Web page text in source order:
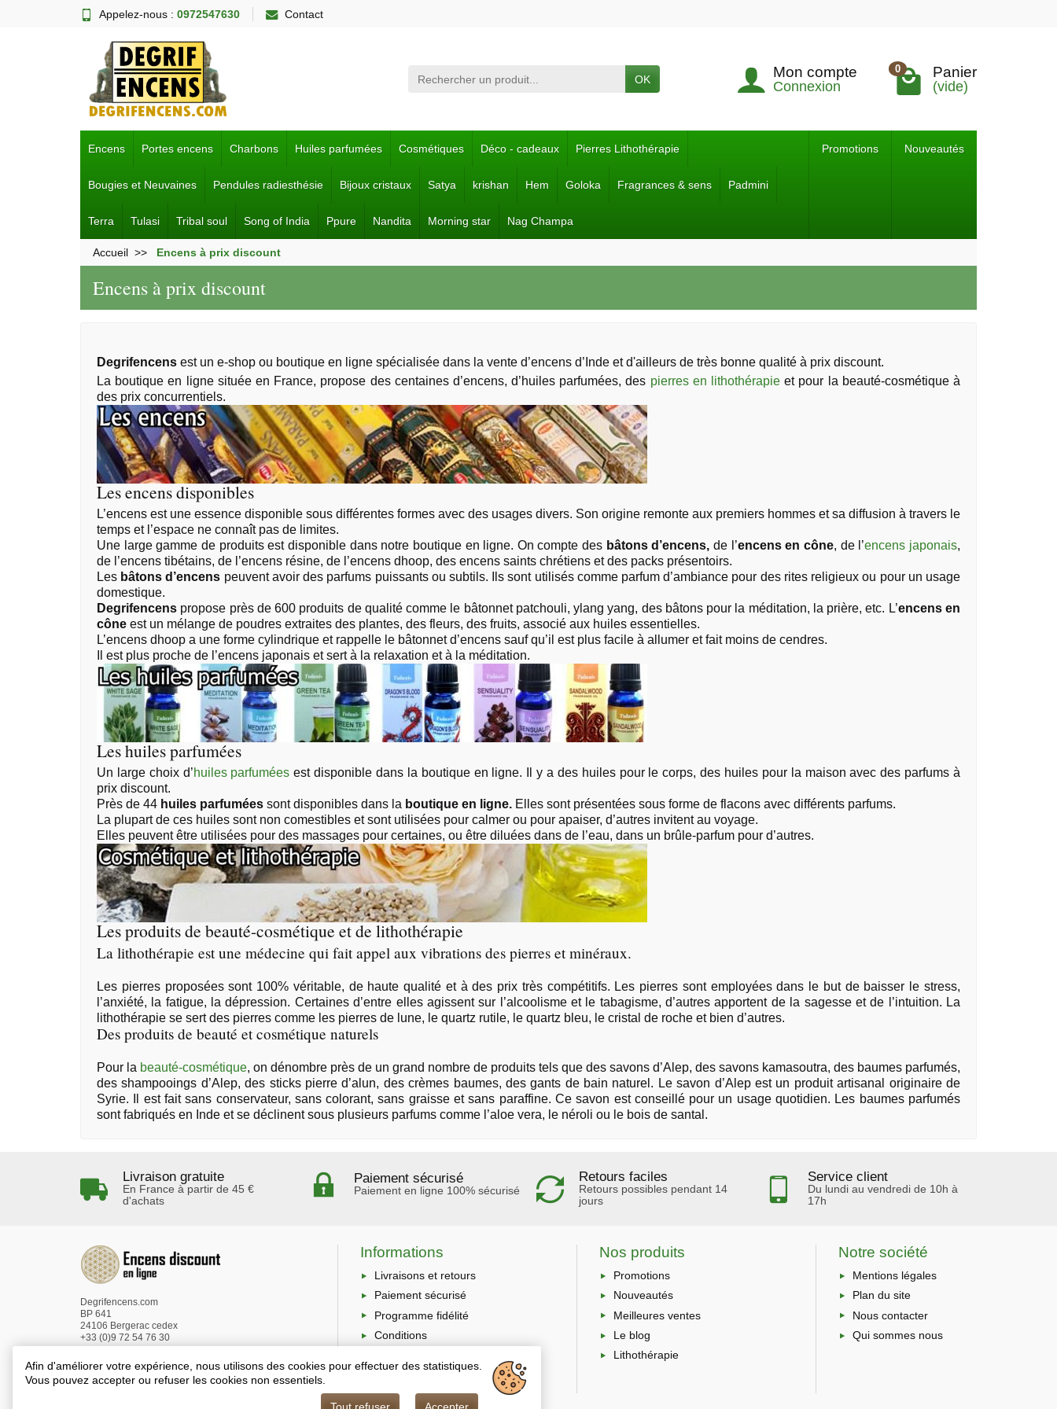
Appelez-nous : 0972547630 Contact
OK Mon compte
Connexion
0 Panier
(vide)
Encens Portes encens Charbons Huiles parfumées Cosmétiques Déco - cadeaux Pierres Lithothérapie
Bougies et Neuvaines Pendules radiesthésie Bijoux cristaux Satya krishan Hem Goloka Fragrances & sens Padmini
Terra Tulasi Tribal soul Song of India Ppure Nandita Morning star Nag Champa
Promotions Nouveautés
Accueil Encens à prix discount
Encens à prix discount
Degrifencens est un e-shop ou boutique en ligne spécialisée dans la vente d’encens d’Inde et d'ailleurs de très bonne qualité à prix discount.
La boutique en ligne située en France, propose des centaines d’encens, d’huiles parfumées, des pierres en lithothérapie et pour la beauté-cosmétique à
des prix concurrentiels.
Les encens disponibles
L’encens est une essence disponible sous différentes formes avec des usages divers. Son origine remonte aux premiers hommes et sa diffusion à travers le
temps et l’espace ne connaît pas de limites.
Une large gamme de produits est disponible dans notre boutique en ligne. On compte des bâtons d’encens,de l’encens en cône, de l’encens japonais,
de l’encens tibétains, de l’encens résine, de l’encens dhoop, des encens saints chrétiens et des packs présentoirs.
Les bâtons d’encens peuvent avoir des parfums puissants ou subtils. Ils sont utilisés comme parfum d’ambiance pour des rites religieux ou pour un usage
domestique.
Degrifencens propose près de 600 produits de qualité comme le bâtonnet patchouli, ylang yang, des bâtons pour la méditation, la prière, etc. L’encens en
cône est un mélange de poudres extraites des plantes, des fleurs, des fruits, associé aux huiles essentielles.
L’encens dhoop a une forme cylindrique et rappelle le bâtonnet d’encens sauf qu’il est plus facile à allumer et fait moins de cendres.
Il est plus proche de l’encens japonais et sert à la relaxation et à la méditation.
Les huiles parfumées
Un large choix d’huiles parfumées est disponible dans la boutique en ligne. Il y a des huiles pour le corps, des huiles pour la maison avec des parfums à
prix discount.
Près de 44 huiles parfumées sont disponibles dans la boutique en ligne. Elles sont présentées sous forme de flacons avec différents parfums.
La plupart de ces huiles sont non comestibles et sont utilisées pour calmer ou pour apaiser, d’autres invitent au voyage.
Elles peuvent être utilisées pour des massages pour certaines, ou être diluées dans de l’eau, dans un brûle-parfum pour d’autres.
Les produits de beauté-cosmétique et de lithothérapie
La lithothérapie est une médecine qui fait appel aux vibrations des pierres et minéraux.
Les pierres proposées sont 100% véritable, de haute qualité et à des prix très compétitifs. Les pierres sont employées dans le but de baisser le stress,
l’anxiété, la fatigue, la dépression. Certaines d’entre elles agissent sur l’alcoolisme et le tabagisme, d’autres apportent de la sagesse et de l’intuition. La
lithothérapie se sert des pierres comme les pierres de lune, le quartz rutile, le quartz bleu, le cristal de roche et bien d’autres.
Des produits de beauté et cosmétique naturels
Pour la beauté-cosmétique, on dénombre près de un grand nombre de produits tels que des savons d’Alep, des savons kamasoutra, des baumes parfumés,
des shampooings d’Alep, des sticks pierre d’alun, des crèmes baumes, des gants de bain naturel. Le savon d’Alep est un produit artisanal originaire de
Syrie. Il est fait sans conservateur, sans colorant, sans graisse et sans paraffine. Ce savon est conseillé pour un usage quotidien. Les baumes parfumés
sont fabriqués en Inde et se déclinent sous plusieurs parfums comme l’aloe vera, le néroli ou le bois de santal.
Livraison gratuite
En France à partir de 45 €
d'achats
Paiement sécurisé
Paiement en ligne 100% sécurisé
Retours faciles
Retours possibles pendant 14
jours
Service client
Du lundi au vendredi de 10h à
17h
Degrifencens.com
BP 641
24106 Bergerac cedex
+33 (0)9 72 54 76 30
Informations
Livraisons et retours
Paiement sécurisé
Programme fidélité
Conditions
générales
Protection des
Nos produits
Promotions
Nouveautés
Meilleures ventes
Le blog
Lithothérapie
Notre société
Mentions légales
Plan du site
Nous contacter
Qui sommes nous
Afin d'améliorer votre expérience, nous utilisons des cookies pour effectuer des statistiques.
Vous pouvez accepter ou refuser les cookies non essentiels.